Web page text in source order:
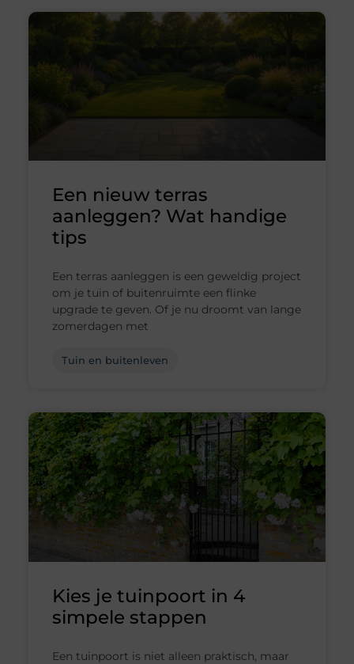
Een nieuw terras
aanleggen? Wat handige
tips
Een terras aanleggen is een geweldig project
om je tuin of buitenruimte een flinke
upgrade te geven. Of je nu droomt van lange
zomerdagen met
Tuin en buitenleven
Kies je tuinpoort in 4
simpele stappen
Een tuinpoort is niet alleen praktisch, maar